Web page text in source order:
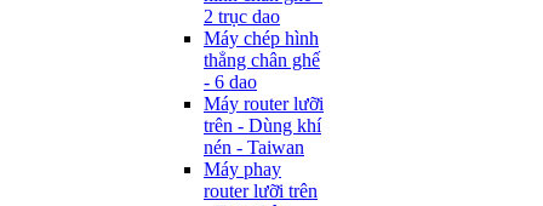
2 trục dao
Máy chép hình
thẳng chân ghế
- 6 dao
Máy router lưỡi
trên - Dùng khí
nén - Taiwan
Máy phay
router lưỡi trên